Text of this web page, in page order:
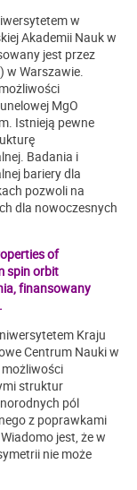
w
Akademii Nauk w
jest przez
w Warszawie.
MgO
Istnieją pewne
Badania i
bariery dla
pozwoli na
dla nowoczesnych
of
spin orbit
finansowany
Kraju
Centrum Nauki w
struktur
pól
z poprawkami
jest, że w
nie może